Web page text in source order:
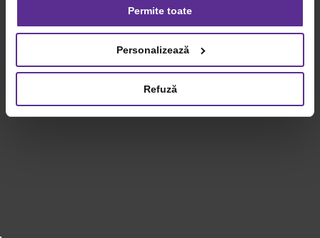
setările dvs. de cookie-uri.
privind utilizarea modulelor cookie.Detalii
Permite toate
Personalizează
Refuză